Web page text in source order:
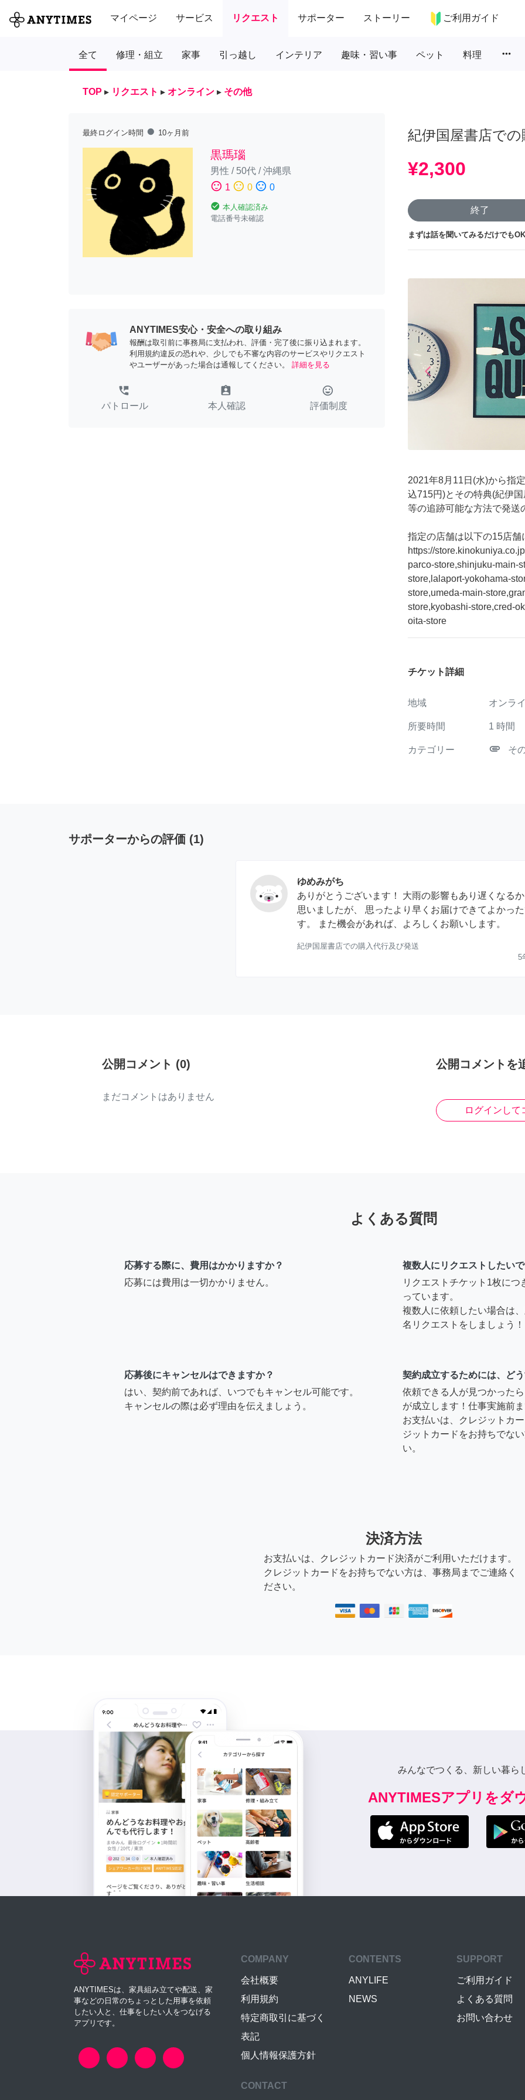
マイページ サービス リクエスト サポーター ストーリー ご利用ガイド
全て 修理・組立 家事 引っ越し インテリア 趣味・習い事 ペット 料理 more_horiz
TOP ▸ リクエスト ▸ オンライン ▸ その他
最終ログイン時間 fiber_manual_record 10ヶ月前
黒瑪瑙
男性 / 50代/沖縄県
sentiment_satisfied 1 sentiment_neutral 0 sentiment_dissatisfied 0
check_circle 本人確認済み
電話番号未確認
ANYTIMES安心・安全への取り組み
報酬は取引前に事務局に支払われ、評価・完了後に振り込まれます。
利用規約違反の恐れや、少しでも不審な内容のサービスやリクエスト
やユーザーがあった場合は通報してください。
詳細を見る
perm_phone_msg
パトロール
assignment_ind
本人確認
tag_faces
評価制度
紀伊国屋書店で
¥2,300
終了
まずは話を聞いてみるだけでも
arrow_back_iosPrevious
2021年8月11日(水)から指
込715円)とその特典(紀伊
等の追跡可能な方法で発送
指定の店舗は以下の15店舗
https://
parco-store,shinjuku-main-
store,lalaport-yokohama-
store,umeda-main-
store,kyobashi-store,cred-
oita-store
チケット詳細
地域 オンラ
所要時間 1 時間
カテゴリー attachment そ
サポーターからの評価 (1)
ゆめみがち
ありがとうございます！ 大雨の影響もあり遅くなるか
思いましたが、 思ったより早くお届けできてよかっ
す。 また機会があれば、よろしくお願いします。
紀伊国屋書店での購入代行及び発送
5
公開コメント (0)
まだコメントはありません
公開コメントを
ログインして
よくある質問
応募する際に、費用はかかりますか？
応募には費用は一切かかりません。
複数人にリクエストしたいで
リクエストチケット1枚に
っています。
複数人に依頼したい場合は
名リクエストをしましょう！
応募後にキャンセルはできますか？
はい、契約前であれば、いつでもキャンセル可能です。
キャンセルの際は必ず理由を伝えましょう。
契約成立するためには、ど
依頼できる人が見つかった
が成立します！仕事実施前
お支払いは、クレジットカ
ジットカードをお持ちでな
い。
決済方法
お支払いは、クレジットカード決済がご利用いただけます。
クレジットカードをお持ちでない方は、事務局までご連絡く
ださい。
みんなでつくる、新しい暮ら
ANYTIMESアプリをダ
ANYTIMESは、家具組み立てや配送、家
事などの日常のちょっとした用事を依頼
したい人と、仕事をしたい人をつなげる
アプリです。
COMPANY
会社概要
利用規約
特定商取引に基づく
表記
個人情報保護方針
CONTENTS
ANYLIFE
NEWS
SUPPORT
ご利用ガイド
よくある質問
お問い合わせ
CONTACT